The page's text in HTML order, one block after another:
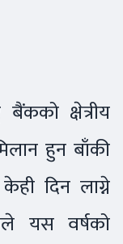
बैंकको क्षेत्रीय
हुन बाँकी
दिन लाग्ने
यस वर्षको